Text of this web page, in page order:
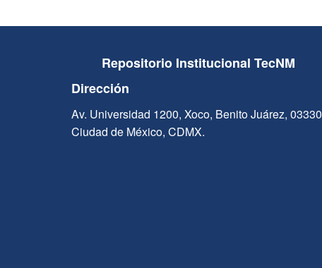
Repositorio Institucional TecNM
Dirección
Av. Universidad 1200, Xoco, Benito Juárez, 03330
Ciudad de México, CDMX.